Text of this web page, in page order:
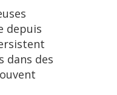
depuis
dans des